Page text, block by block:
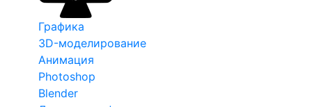
Графика
3D-моделирование
Анимация
Photoshop
Blender